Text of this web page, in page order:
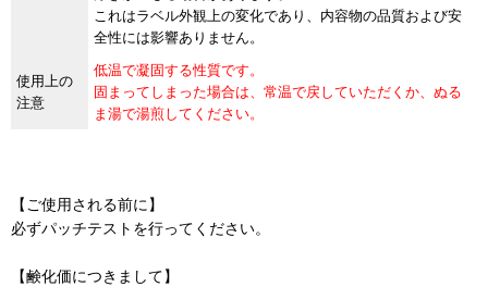
これはラベル外観上の変化であり、内容物の品質および安
全性には影響ありません。
使用上の
注意
低温で凝固する性質です。
固まってしまった場合は、常温で戻していただくか、ぬる
ま湯で湯煎してください。
【ご使用される前に】
必ずパッチテストを行ってください。
【鹸化価につきまして】